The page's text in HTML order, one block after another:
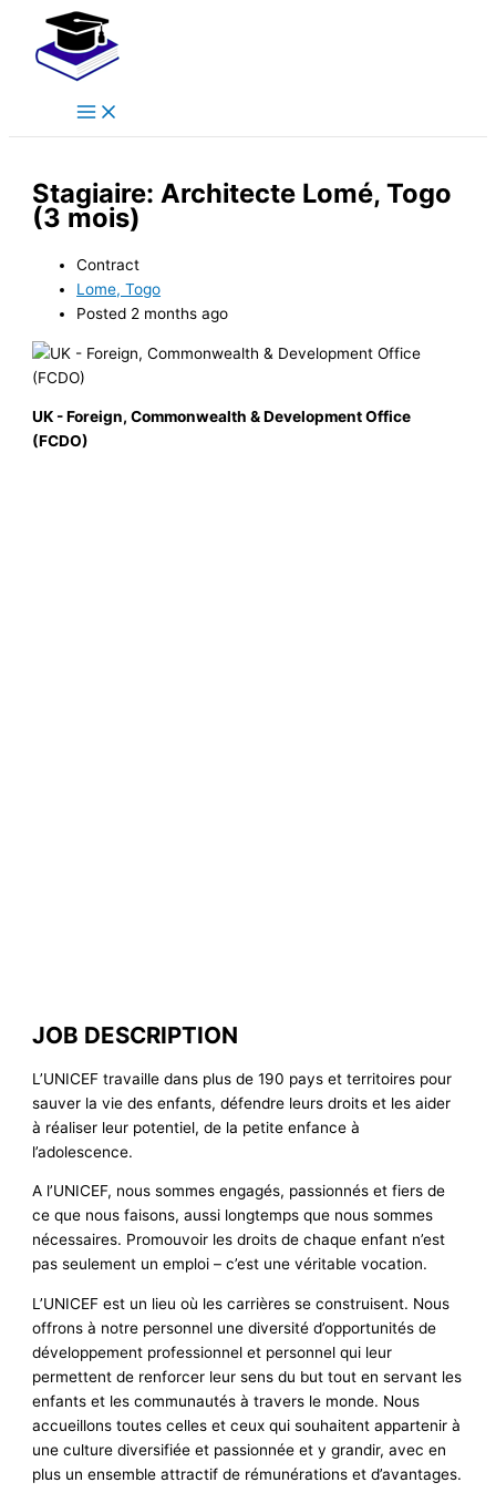
content
Menu
Stagiaire: Architecte Lomé, Togo
(3 mois)
Contract
Lome, Togo
Posted 2 months ago
UK - Foreign, Commonwealth & Development Office
(FCDO)
JOB DESCRIPTION
L’UNICEF travaille dans plus de 190 pays et territoires pour
sauver la vie des enfants, défendre leurs droits et les aider
à réaliser leur potentiel, de la petite enfance à
l’adolescence.
A l’UNICEF, nous sommes engagés, passionnés et fiers de
ce que nous faisons, aussi longtemps que nous sommes
nécessaires. Promouvoir les droits de chaque enfant n’est
pas seulement un emploi – c’est une véritable vocation.
L’UNICEF est un lieu où les carrières se construisent. Nous
offrons à notre personnel une diversité d’opportunités de
développement professionnel et personnel qui leur
permettent de renforcer leur sens du but tout en servant les
enfants et les communautés à travers le monde. Nous
accueillons toutes celles et ceux qui souhaitent appartenir à
une culture diversifiée et passionnée et y grandir, avec en
plus un ensemble attractif de rémunérations et d’avantages.